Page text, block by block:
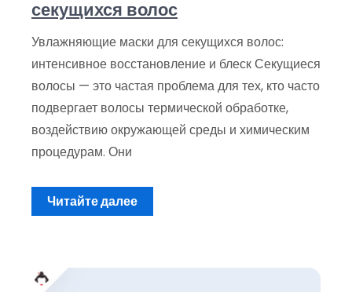
секущихся волос
Увлажняющие маски для секущихся волос:
интенсивное восстановление и блеск Секущиеся
волосы — это частая проблема для тех, кто часто
подвергает волосы термической обработке,
воздействию окружающей среды и химическим
процедурам. Они
Читайте далее